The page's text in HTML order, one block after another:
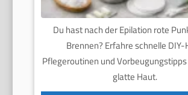
Du hast nach der Epilation rote
Brennen? Erfahre schnelle DIY-
Pflegeroutinen und
glatte Haut.